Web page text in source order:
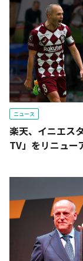
ニュース
楽天、イニエス
TV」をリニュー